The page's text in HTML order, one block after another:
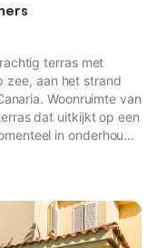
terras met
zee, aan het strand
Woonruimte van
dat uitkijkt op een
in onderhoud
de accommodatie
met twee
gezellige